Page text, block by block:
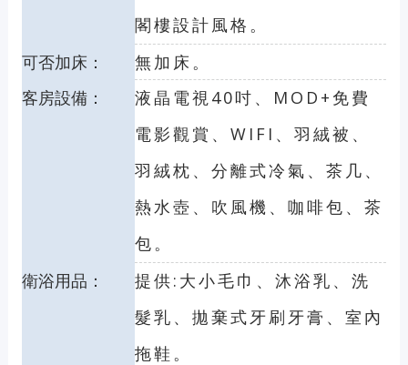
閣樓設計風格。
可否加床：
無加床。
客房設備：
液晶電視40吋、MOD+免費
電影觀賞、WIFI、羽絨被、
羽絨枕、分離式冷氣、茶几、
熱水壺、吹風機、咖啡包、茶
包。
衛浴用品：
提供:大小毛巾、沐浴乳、洗
髮乳、拋棄式牙刷牙膏、室內
拖鞋。